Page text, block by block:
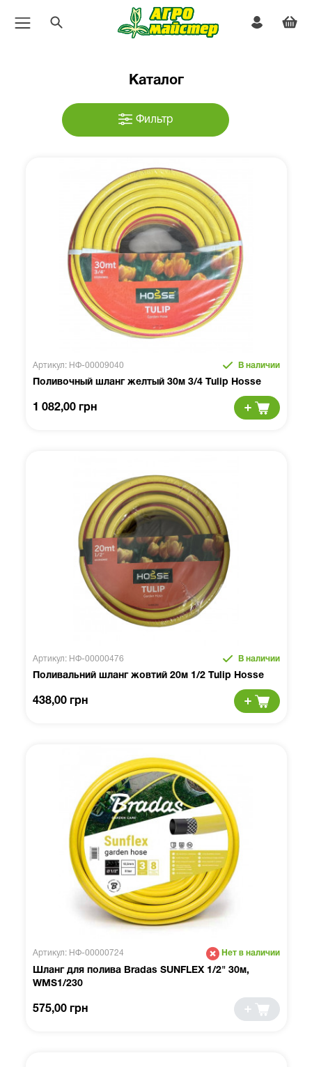
Каталог
Фильтр
Артикул: НФ-00009040 В наличии
Поливочный шланг желтый 30м 3/4 Tulip Hosse
1 082,00 грн
Артикул: НФ-00000476 В наличии
Поливальний шланг жовтий 20м 1/2 Tulip Hosse
438,00 грн
Артикул: НФ-00000724 Нет в наличии
Шланг для полива Bradas SUNFLEX 1/2" 30м,
WMS1/230
575,00 грн